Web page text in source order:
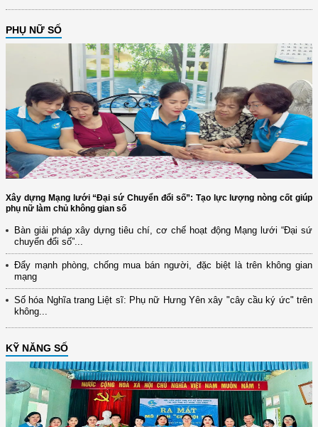
PHỤ NỮ SỐ
Xây dựng Mạng lưới “Đại sứ Chuyển đổi số”: Tạo lực lượng nòng cốt giúp
phụ nữ làm chủ không gian số
Bàn giải pháp xây dựng tiêu chí, cơ chế hoạt động Mạng lưới “Đại sứ
chuyển đổi số”...
Đẩy mạnh phòng, chống mua bán người, đặc biệt là trên không gian
mạng
Số hóa Nghĩa trang Liệt sĩ: Phụ nữ Hưng Yên xây "cây cầu ký ức" trên
không...
KỸ NĂNG SỐ